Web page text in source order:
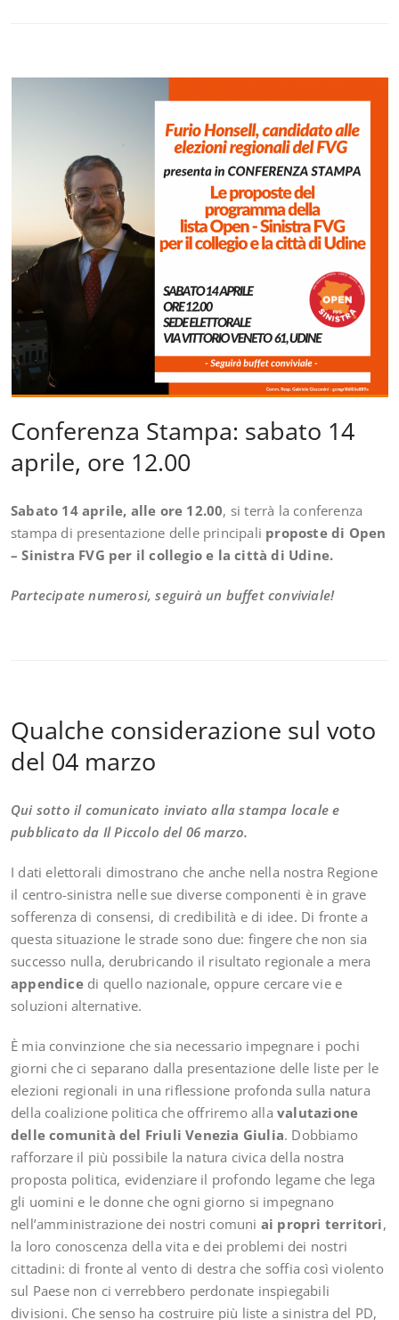
Conferenza Stampa: sabato 14
aprile, ore 12.00
Sabato 14 aprile, alle ore 12.00, si terrà la conferenza
stampa di presentazione delle principali proposte di Open
– Sinistra FVG per il collegio e la città di Udine.
Partecipate numerosi, seguirà un buffet conviviale!
Qualche considerazione sul voto
del 04 marzo
Qui sotto il comunicato inviato alla stampa locale e
pubblicato da Il Piccolo del 06 marzo.
I dati elettorali dimostrano che anche nella nostra Regione
il centro-sinistra nelle sue diverse componenti è in grave
sofferenza di consensi, di credibilità e di idee. Di fronte a
questa situazione le strade sono due: fingere che non sia
successo nulla, derubricando il risultato regionale a mera
appendicedi quello nazionale, oppure cercare vie e
soluzioni alternative.
È mia convinzione che sia necessario impegnare i pochi
giorni che ci separano dalla presentazione delle liste per le
elezioni regionali in una riflessione profonda sulla natura
della coalizione politica che offriremo alla valutazione
delle comunità del Friuli Venezia Giulia. Dobbiamo
rafforzare il più possibile la natura civica della nostra
proposta politica, evidenziare il profondo legame che lega
gli uomini e le donne che ogni giorno si impegnano
nell’amministrazione dei nostri comuni ai propri territori,
la loro conoscenza della vita e dei problemi dei nostri
cittadini: di fronte al vento di destra che soffia così violento
sul Paese non ci verrebbero perdonate inspiegabili
divisioni. Che senso ha costruire più liste a sinistra del PD,